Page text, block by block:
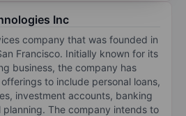
Inc
company that was founded in
Francisco. Initially known for its
business, the company has
to include personal loans,
investment accounts, banking
planning. The company intends to